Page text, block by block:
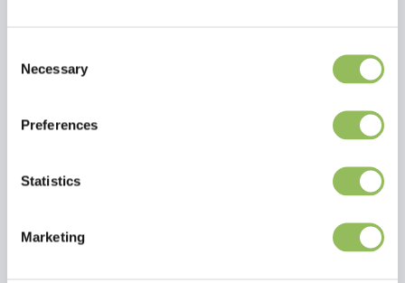
Selection
Necessary
Preferences
Statistics
Marketing
Per saperne di più
Crea la tua recensione